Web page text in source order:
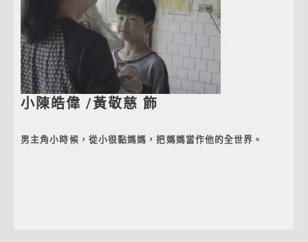
小陳皓偉 /黃敬慈 飾
男主角小時候，從小很黏媽媽，把媽媽當作他的全世界。